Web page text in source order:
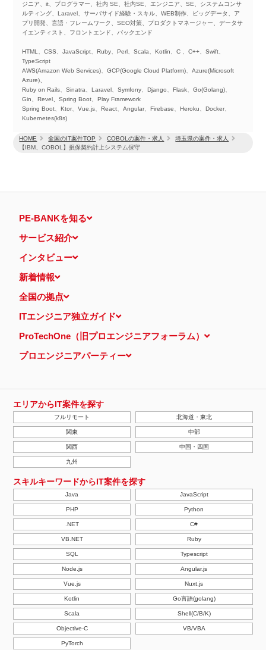
HOME 全国のIT案件TOP COBOLの案件・求人
埼玉県の案件・求人
【IBM、COBOL】損保契約計上システム保守
ジニア、it、プログラマー、社内 SE、社内SE、エンジニア、SE、システムコンサ
ルティング、Laravel、サーバサイド経験・スキル、WEB制作、ビッグデータ、ア
プリ開発、言語・フレームワーク、SEO対策、プロダクトマネージャー、データサ
イエンティスト、フロントエンド、バックエンド
HTML、CSS、JavaScript、Ruby、Perl、Scala、Kotlin、C 、C++、Swift、
TypeScript
AWS(Amazon Web Services)、GCP(Google Cloud Platform)、Azure(Microsoft
Azure)、
Ruby on Rails、Sinatra、Laravel、Symfony、Django、Flask、Go(Golang)、
Gin、Revel、Spring Boot、Play Framework
Spring Boot、Ktor、Vue.js、React、Angular、Firebase、Heroku、Docker、
Kubernetes(k8s)
PE-BANKを知る
サービス紹介
インタビュー
新着情報
全国の拠点
ITエンジニア独立ガイド
ProTechOne（旧プロエンジニアフォーラム）
プロエンジニアパーティー
エリアからIT案件を探す
フルリモート 北海道・東北
関東 中部
関西 中国・四国
九州
スキルキーワードからIT案件を探す
Java JavaScript
PHP Python
.NET C#
VB.NET Ruby
SQL Typescript
Node.js Angular.js
Vue.js Nuxt.js
Kotlin Go言語(golang)
Scala Shell(C/B/K)
Objective-C VB/VBA
PyTorch